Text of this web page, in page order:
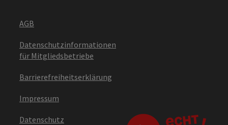
AGB
Datenschutzinformationen
für Mitgliedsbetriebe
Barrierefreiheitserklärung
Impressum
Datenschutz